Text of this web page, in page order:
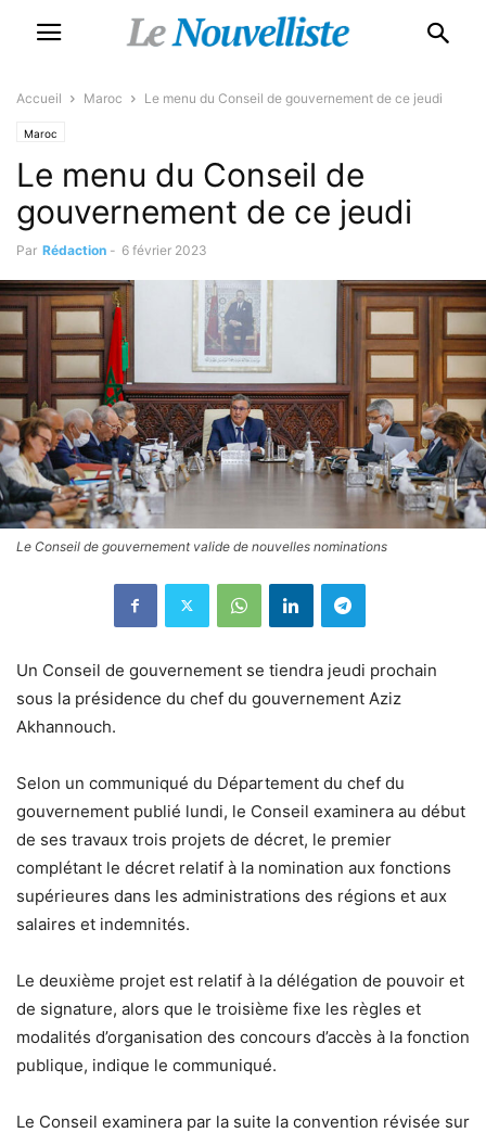
Accueil Maroc Le menu du Conseil de gouvernement de ce jeudi
Maroc
Le menu du Conseil de
gouvernement de ce jeudi
Par Rédaction - 6 février 2023
Le Conseil de gouvernement valide de nouvelles nominations
Un Conseil de gouvernement se tiendra jeudi prochain
sous la présidence du chef du gouvernement Aziz
Akhannouch.
Selon un communiqué du Département du chef du
gouvernement publié lundi, le Conseil examinera au début
de ses travaux trois projets de décret, le premier
complétant le décret relatif à la nomination aux fonctions
supérieures dans les administrations des régions et aux
salaires et indemnités.
Le deuxième projet est relatif à la délégation de pouvoir et
de signature, alors que le troisième fixe les règles et
modalités d’organisation des concours d’accès à la fonction
publique, indique le communiqué.
Le Conseil examinera par la suite la convention révisée sur